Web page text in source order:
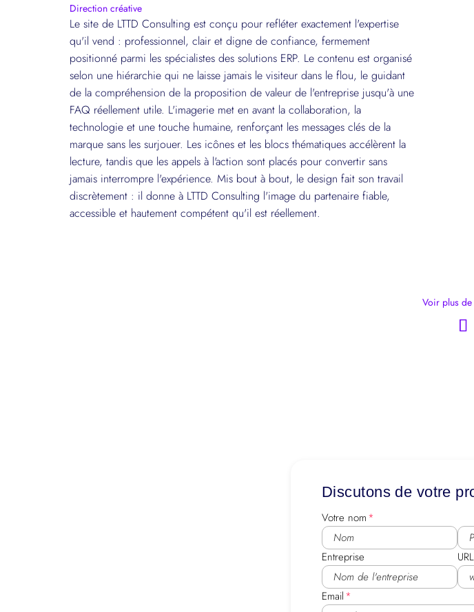
Direction créative
Le site de LTTD Consulting est conçu pour refléter exactement l'expertise
qu'il vend : professionnel, clair et digne de confiance, fermement
positionné parmi les spécialistes des solutions ERP. Le contenu est organisé
selon une hiérarchie qui ne laisse jamais le visiteur dans le flou, le guidant
de la compréhension de la proposition de valeur de l'entreprise jusqu'à une
FAQ réellement utile. L'imagerie met en avant la collaboration, la
technologie et une touche humaine, renforçant les messages clés de la
marque sans les surjouer. Les icônes et les blocs thématiques accélèrent la
lecture, tandis que les appels à l'action sont placés pour convertir sans
jamais interrompre l'expérience. Mis bout à bout, le design fait son travail
discrètement : il donne à LTTD Consulting l'image du partenaire fiable,
accessible et hautement compétent qu'il est réellement.
Voir plus
Discutons de votre
Votre nom
Entreprise
Email